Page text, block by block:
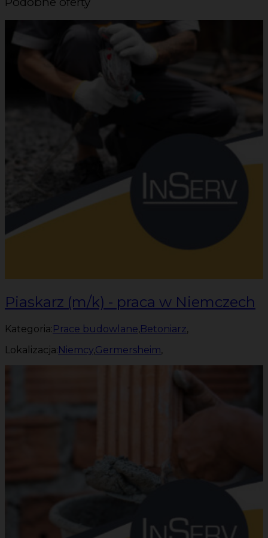
Piaskarz (m/k) - praca w Niemczech
Kategoria: Prace budowlane,Betoniarz,
Lokalizacja: Niemcy,Germersheim,